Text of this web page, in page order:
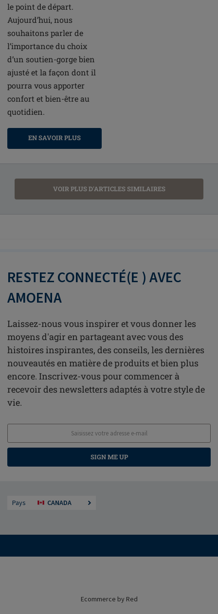
le point de départ.
Aujourd’hui, nous
souhaitons parler de
l’importance du choix
d’un soutien-gorge bien
ajusté et la façon dont il
pourra vous apporter
confort et bien-être au
quotidien.
EN SAVOIR PLUS
VOIR PLUS D'ARTICLES SIMILAIRES
RESTEZ CONNECTÉ(E ) AVEC
AMOENA
Laissez-nous vous inspirer et vous donner les
moyens d'agir en partageant avec vous des
histoires inspirantes, des conseils, les dernières
nouveautés en matière de produits et bien plus
encore. Inscrivez-vous pour commencer à
recevoir des newsletters adaptés à votre style de
vie.
SIGN ME UP
Pays CANADA
Ecommerce by Red